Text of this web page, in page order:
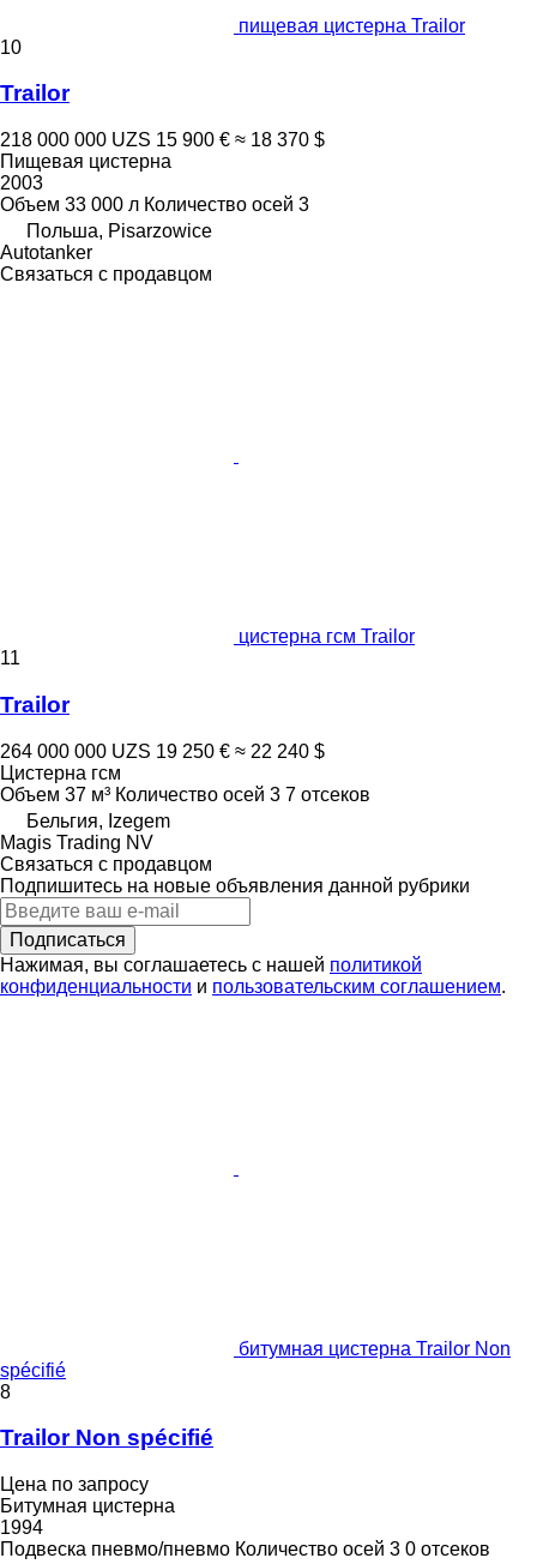
пищевая цистерна Trailor
10
Trailor
218 000 000 UZS 15 900 € ≈ 18 370 $
Пищевая цистерна
2003
Объем 33 000 л Количество осей 3
Польша, Pisarzowice
Autotanker
Связаться с продавцом
цистерна гсм Trailor
11
Trailor
264 000 000 UZS 19 250 € ≈ 22 240 $
Цистерна гсм
Объем 37 м³ Количество осей 3 7 отсеков
Бельгия, Izegem
Magis Trading NV
Связаться с продавцом
Подпишитесь на новые объявления данной рубрики
Подписаться
Нажимая, вы соглашаетесь с нашей политикой
конфиденциальности и пользовательским соглашением.
битумная цистерна Trailor Non
spécifié
8
Trailor Non spécifié
Цена по запросу
Битумная цистерна
1994
Подвеска пневмо/пневмо Количество осей 3 0 отсеков